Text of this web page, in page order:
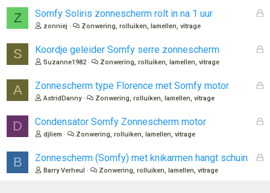
Z
G
n
Somfy Soliris zonnescherm rolt in na 1 uur
zonniej Zonwering, rolluiken, lamellen, vitrage
S
G
n
Koordje geleider Somfy serre zonnescherm
Suzanne1982 Zonwering, rolluiken, lamellen, vitrage
A
G
n
Zonnescherm type Florence met Somfy motor
AstridDanny Zonwering, rolluiken, lamellen, vitrage
D
G
Condensator Somfy Zonnescherm motor
djliem Zonwering, rolluiken, lamellen, vitrage
B
G
Zonnescherm (Somfy) met knikarmen hangt schuin
Barry Verheul Zonwering, rolluiken, lamellen, vitrage